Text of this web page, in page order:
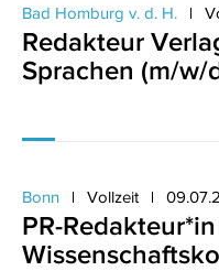
Bad Homburg v. d. H.
Redakteur
Sprachen (m/w/
Bonn Vollzeit
PR-Redakteur*in